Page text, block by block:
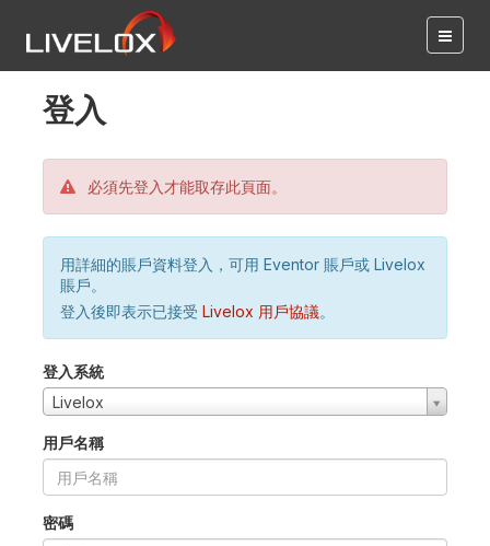
登入
必須先登入才能取存此頁面。
用詳細的賬戶資料登入，可用 Eventor 賬戶或 Livelox
賬戶。
登入後即表示已接受 Livelox 用戶協議。
登入系統
Livelox
用戶名稱
密碼